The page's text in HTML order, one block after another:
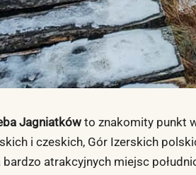
Jagniatków to znakomity punkt
i czeskich, Gór Izerskich
atrakcyjnych miejsc